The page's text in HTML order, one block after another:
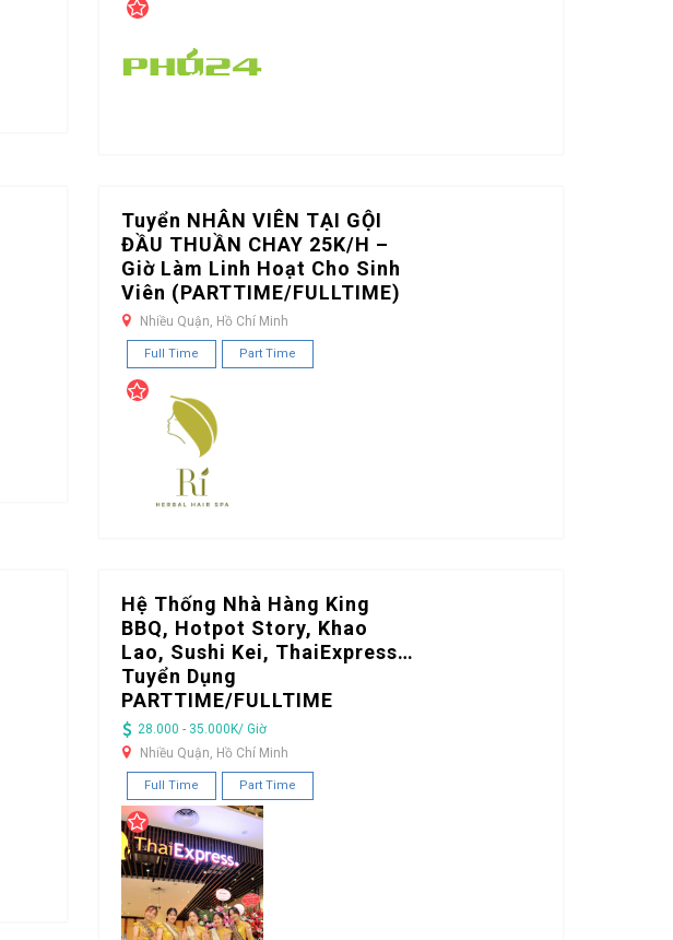
Tuyển NHÂN VIÊN TẠI GỘI
ĐẦU THUẦN CHAY 25K/H –
Giờ Làm Linh Hoạt Cho Sinh
Viên (PARTTIME/FULLTIME)
Nhiều Quận, Hồ Chí Minh
Full Time Part Time
Hệ Thống Nhà Hàng King
BBQ, Hotpot Story, Khao
Lao, Sushi Kei, ThaiExpress…
Tuyển Dụng
PARTTIME/FULLTIME
28.000 - 35.000K/ Giờ
Nhiều Quận, Hồ Chí Minh
Full Time Part Time